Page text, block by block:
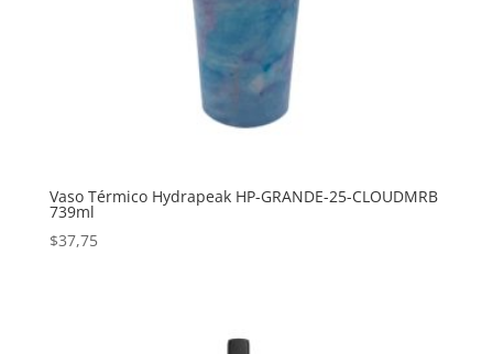
Vaso Térmico Hydrapeak HP-GRANDE-25-CLOUDMRB
739ml
$37,75